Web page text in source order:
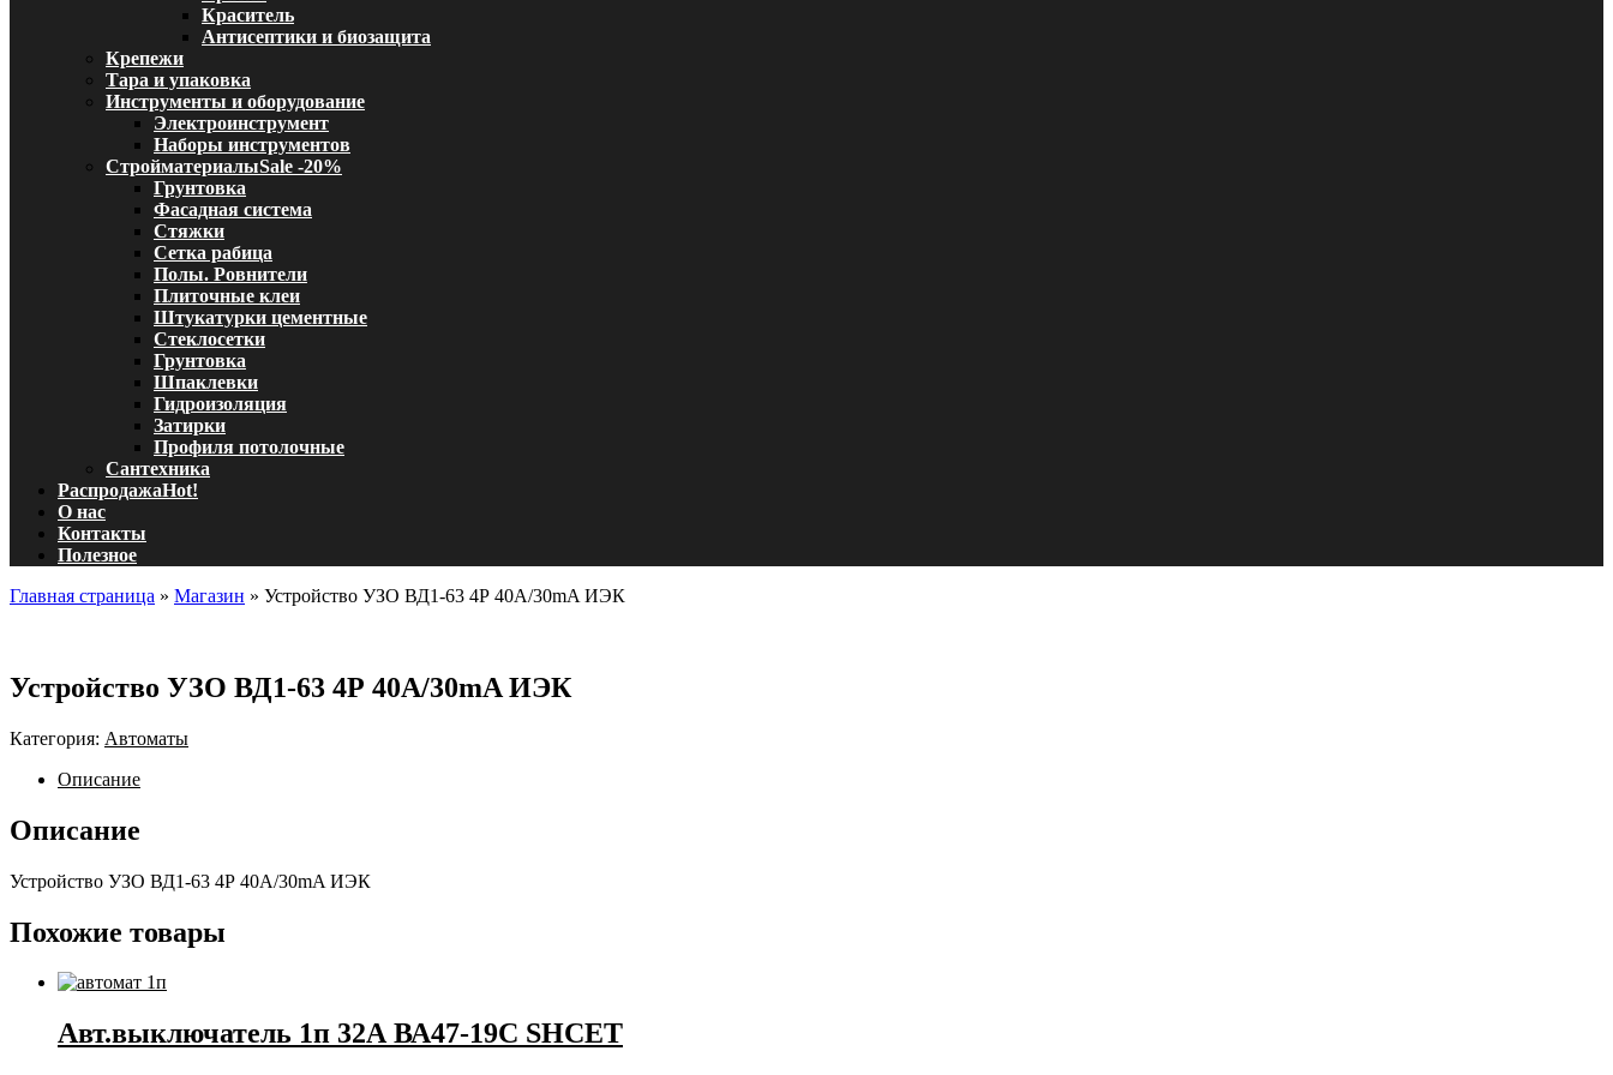
Краситель
Антисептики и биозащита
Крепежи
Тара и упаковка
Инструменты и оборудование
Электроинструмент
Наборы инструментов
СтройматериалыSale -20%
Грунтовка
Фасадная система
Стяжки
Сетка рабица
Полы. Ровнители
Плиточные клеи
Штукатурки цементные
Стеклосетки
Грунтовка
Шпаклевки
Гидроизоляция
Затирки
Профиля потолочные
Сантехника
РаспродажаHot!
О нас
Контакты
Полезное
Главная страница » Магазин » Устройство УЗО ВД1-63 4Р 40А/30mA ИЭК
Устройство УЗО ВД1-63 4Р 40А/30mA ИЭК
Категория: Автоматы
Описание
Описание
Устройство УЗО ВД1-63 4Р 40А/30mA ИЭК
Похожие товары
Авт.выключатель 1п 32А ВА47-19С SHCET